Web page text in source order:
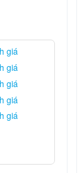
giá
giá
giá
giá
giá